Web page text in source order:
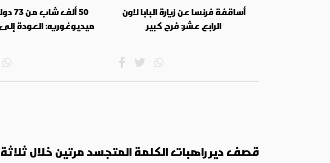
أساقفة فرنسا عن زيارة البابا لاون
الرابع عشر: فرح كبير
50
ميديوغوريه: العودة
قصف دير راهبات الكلمة المتجسد مرتين خلال ثلاثة